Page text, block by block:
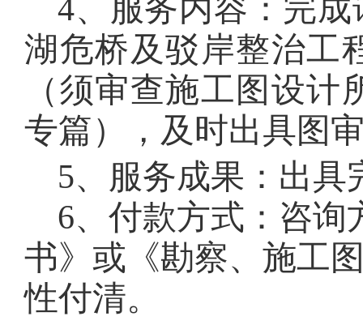
4、服务内容 ： 完成
湖危桥及驳岸整治工
（须审查施工图设
专篇），及时出具图
5、服务成果 ：出
6、付款方式：咨询
书》或《勘察、施工
性付清。